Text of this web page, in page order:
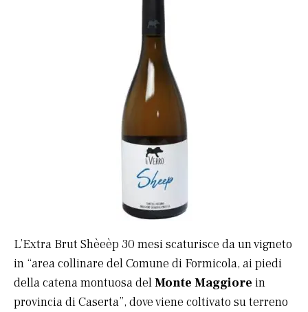
L’Extra Brut Shèeèp 30 mesi scaturisce da un vigneto
in “area collinare del Comune di Formicola, ai piedi
della catena montuosa delMonte Maggiore in
provincia di Caserta”, dove viene coltivato su terreno